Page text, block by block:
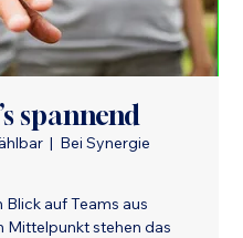
spannend
  |
Bei Synergie
auf Teams aus
Mittelpunkt stehen das